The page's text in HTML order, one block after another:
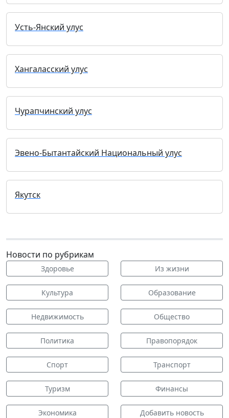
Усть-Янский улус
Хангаласский улус
Чурапчинский улус
Эвено-Бытантайский Национальный улус
Якутск
Новости по рубрикам
Здоровье Из жизни
Культура Образование
Недвижимость Общество
Политика Правопорядок
Спорт Транспорт
Туризм Финансы
Экономика Добавить новость